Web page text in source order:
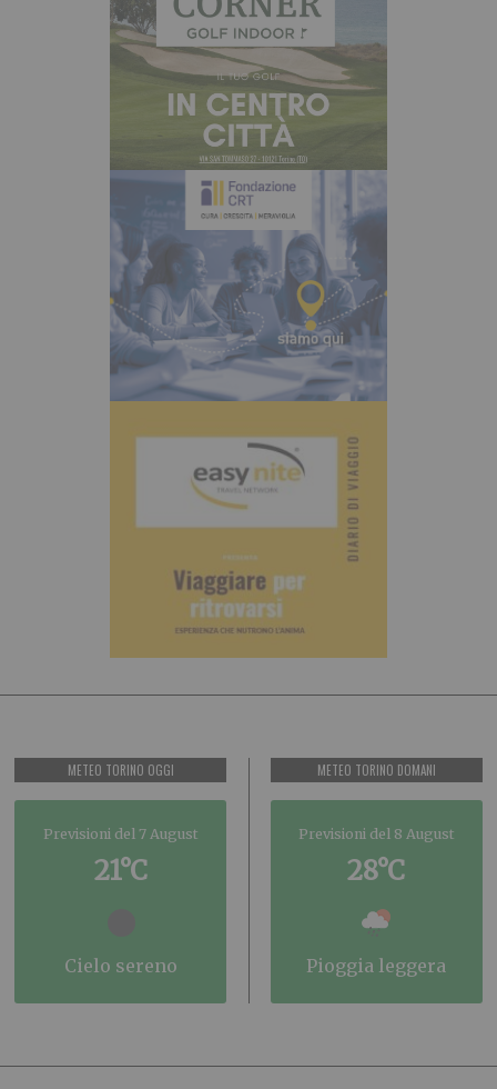
METEO TORINO OGGI
Previsioni del 7 August
21°C
cielo sereno
METEO TORINO DOMANI
Previsioni del 8 August
28°C
pioggia leggera